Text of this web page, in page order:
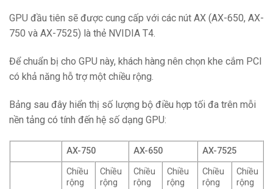
GPU đầu tiên sẽ được cung cấp với các nút AX (AX-650, AX-
750 và AX-7525) là thẻ NVIDIA T4.
Để chuẩn bị cho GPU này, khách hàng nên chọn khe cắm PCI
có khả năng hỗ trợ một chiều rộng.
Bảng sau đây hiển thị số lượng bộ điều hợp tối đa trên mỗi
nền tảng có tính đến hệ số dạng GPU:
AX-750 AX-650
AX-7525
Chiều
rộng
Chiều
rộng
Chiều
rộng
Chiều
rộng
Chiều
rộng
Chiều
rộng